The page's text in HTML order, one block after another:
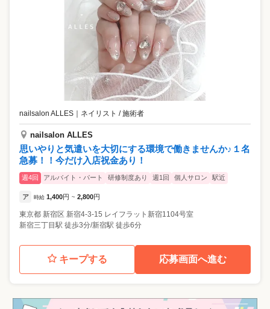
nailsalon ALLES ｜ ネイリスト / 施術者
nailsalon ALLES
思いやりと気遣いを大切にする環境で働きませんか♪１名
急募！！今だけ入店祝金あり！
週4回 アルバイト・パート 研修制度あり 週1回 個人サロン 駅近
ア 時給 1,400円 ~ 2,800円
東京都 新宿区 新宿4-3-15 レイフラット新宿1104号室
新宿三丁目駅 徒歩3分/新宿駅 徒歩6分
キープする 応募画面へ進む